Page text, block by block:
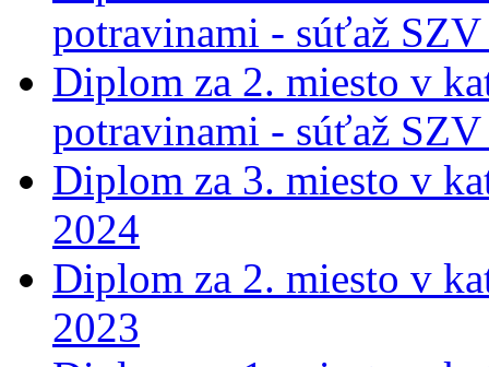
potravinami - súťaž
Diplom za 2. miesto v
potravinami - súťaž
Diplom za 3. miesto v
2024
Diplom za 2. miesto v
2023